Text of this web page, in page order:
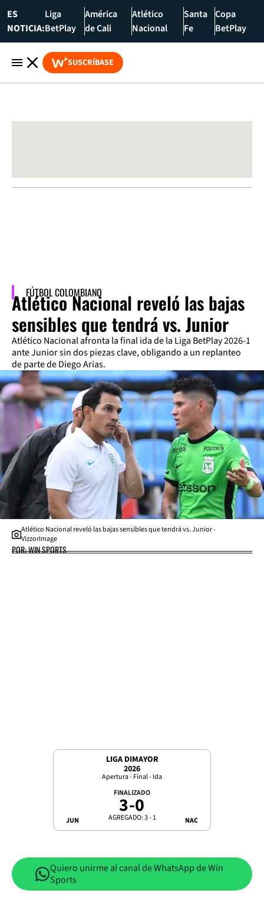
ES
NOTICIA:
Liga
BetPlay
América
de Cali
Atlético
Nacional
Santa
Fe
Copa
BetPlay
SUSCRÍBASE
FÚTBOL COLOMBIANO
Atlético Nacional reveló las bajas
sensibles que tendrá vs. Junior
Atlético Nacional afronta la final ida de la Liga BetPlay 2026-1
ante Junior sin dos piezas clave, obligando a un replanteo
de parte de Diego Arias.
Atlético Nacional reveló las bajas sensibles que tendrá vs. Junior -
VizzorImage
POR: WIN SPORTS
LIGA DIMAYOR
2026
Apertura - Final - Ida
JUN
FINALIZADO
3-0
AGREGADO: 3 - 1 NAC
Quiero unirme al canal de WhatsApp de Win
Sports